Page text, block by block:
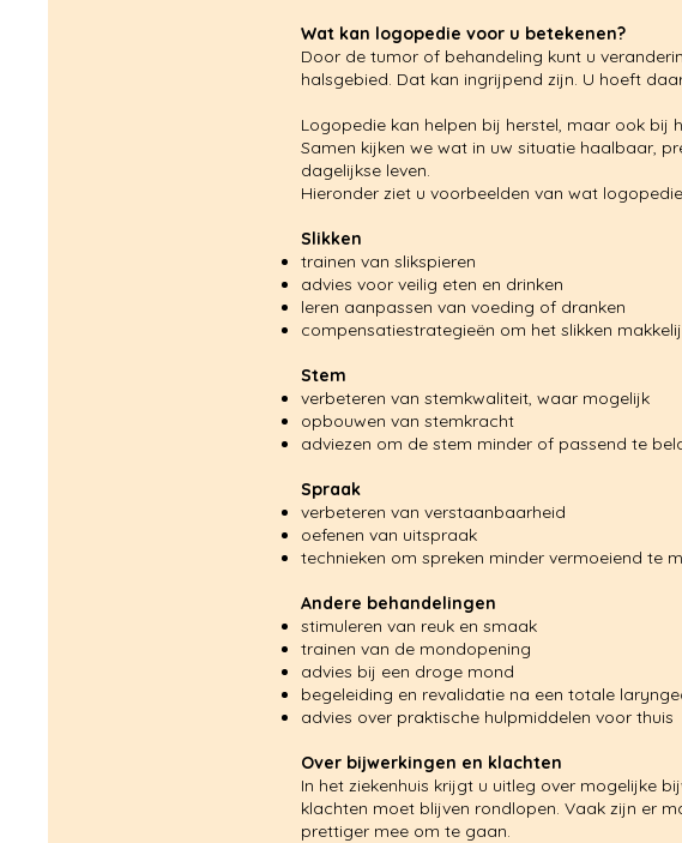
Wat kan logopedie voor u betekenen?
Door de tumor of behandeling kunt u
halsgebied. Dat kan ingrijpend zijn. U hoeft
Logopedie kan helpen bij herstel, maar ook
Samen kijken we wat in uw situatie haalbaar,
dagelijkse leven.
Hieronder ziet u voorbeelden van wat
Slikken
trainen van slikspieren
advies voor veilig eten en drinken
leren aanpassen van voeding of dranken
compensatiestrategieën om het slikken
Stem
verbeteren van stemkwaliteit, waar mogelijk
opbouwen van stemkracht
adviezen om de stem minder of passend te
Spraak
verbeteren van verstaanbaarheid
oefenen van uitspraak
technieken om spreken minder vermoeiend te
Andere behandelingen
stimuleren van reuk en smaak
trainen van de mondopening
advies bij een droge mond
begeleiding en revalidatie na een totale
advies over praktische hulpmiddelen voor thuis
Over bijwerkingen en klachten
In het ziekenhuis krijgt u uitleg over mogelijke
klachten moet blijven rondlopen. Vaak zijn er
prettiger mee om te gaan.